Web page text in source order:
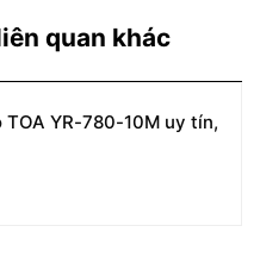
quan khác
TOA YR-780-10M uy tín,